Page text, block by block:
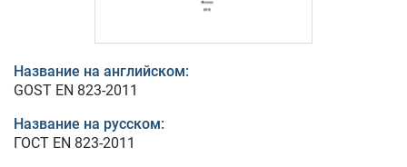
Название на английском:
GOST EN 823-2011
Название на русском:
ГОСТ EN 823-2011